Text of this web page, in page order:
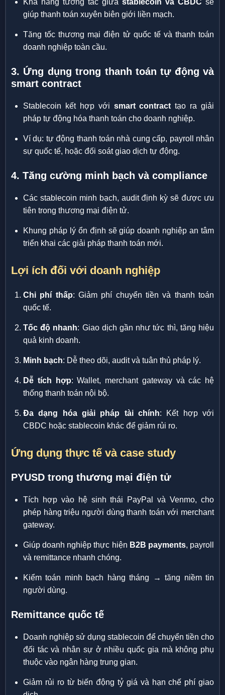
Khả năng tương tác giữa stablecoin và CBDC sẽ
giúp thanh toán xuyên biên giới liền mạch.
Tăng tốc thương mại điện tử quốc tế và thanh toán
doanh nghiệp toàn cầu.
3. Ứng dụng trong thanh toán tự động và
smart contract
Stablecoin kết hợp với smart contract tạo ra giải
pháp tự động hóa thanh toán cho doanh nghiệp.
Ví dụ: tự động thanh toán nhà cung cấp, payroll nhân
sự quốc tế, hoặc đối soát giao dịch tự động.
4. Tăng cường minh bạch và compliance
Các stablecoin minh bạch, audit định kỳ sẽ được ưu
tiên trong thương mại điện tử.
Khung pháp lý ổn định sẽ giúp doanh nghiệp an tâm
triển khai các giải pháp thanh toán mới.
Lợi ích đối với doanh nghiệp
Chi phí thấp: Giảm phí chuyển tiền và thanh toán
quốc tế.
Tốc độ nhanh: Giao dịch gần như tức thì, tăng hiệu
quả kinh doanh.
Minh bạch: Dễ theo dõi, audit và tuân thủ pháp lý.
Dễ tích hợp: Wallet, merchant gateway và các hệ
thống thanh toán nội bộ.
Đa dạng hóa giải pháp tài chính: Kết hợp với
CBDC hoặc stablecoin khác để giảm rủi ro.
Ứng dụng thực tế và case study
PYUSD trong thương mại điện tử
Tích hợp vào hệ sinh thái PayPal và Venmo, cho
phép hàng triệu người dùng thanh toán với merchant
gateway.
Giúp doanh nghiệp thực hiện B2B payments, payroll
và remittance nhanh chóng.
Kiểm toán minh bạch hàng tháng → tăng niềm tin
người dùng.
Remittance quốc tế
Doanh nghiệp sử dụng stablecoin để chuyển tiền cho
đối tác và nhân sự ở nhiều quốc gia mà không phụ
thuộc vào ngân hàng trung gian.
Giảm rủi ro từ biến động tỷ giá và hạn chế phí giao